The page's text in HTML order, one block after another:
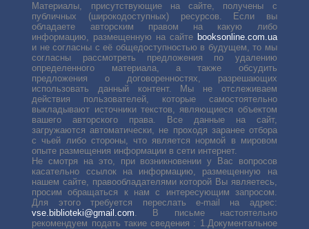
Материалы, присутствующие на сайте, получены с
публичных (широкодоступных) ресурсов. Если вы
обладаете авторским правом на какую либо
информацию, размещенную на сайте booksonline.com.ua
и не согласны с её общедоступностью в будущем, то мы
согласны рассмотреть предложения по удалению
определенного материала, а также обсудить
предложения о договоренностях, разрешающих
использовать данный контент. Мы не отслеживаем
действия пользователей, которые самостоятельно
выкладывают источники текстов, являющиеся объектом
вашего авторского права. Все данные на сайт,
загружаются автоматически, не проходя заранее отбора
с чьей либо стороны, что является нормой в мировом
опыте размещения информации в сети интернет.
Не смотря на это, при возникновении у Вас вопросов
касательно ссылок на информацию, размещенную на
нашем сайте, правообладателями которой Вы являетесь,
просим обращаться к нам с интересующим запросом.
Для этого требуется переслать е-mail на адрес:
vse.biblioteki@gmail.com. В письме настоятельно
рекомендуем подать такие сведения : 1.Документальное